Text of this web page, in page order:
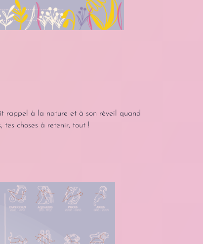
rappel à la nature et à son réveil quand
choses à retenir, tout !